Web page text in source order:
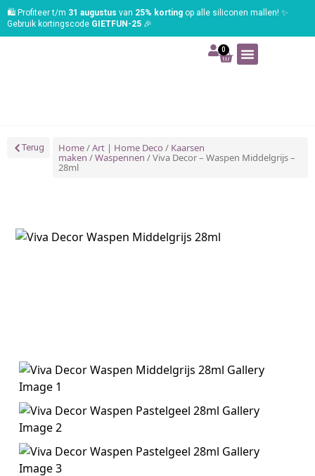
🛍️ Profiteer t/m 31 augustus van 25% korting op alle siliconen mallen! ✨
Gebruik kortingscode GIETFUN-25 🎉
0
Terug Home/Art | Home Deco / Kaarsen
maken /Waspennen / Viva Decor – Waspen Middelgrijs –
28ml